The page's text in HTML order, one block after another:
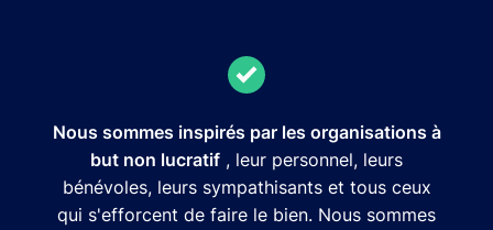
Nous sommes inspirés par les organisations à
but non lucratif , leur personnel, leurs
bénévoles, leurs sympathisants et tous ceux
qui s'efforcent de faire le bien. Nous sommes